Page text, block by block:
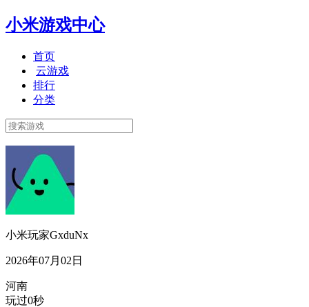
小米游戏中心
首页
云游戏
排行
分类
小米玩家GxduNx
2026年07月02日
河南
玩过0秒